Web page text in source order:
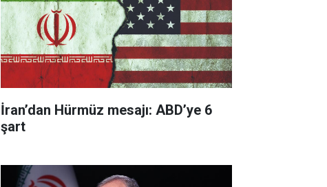
İran’dan Hürmüz mesajı: ABD’ye 6
şart